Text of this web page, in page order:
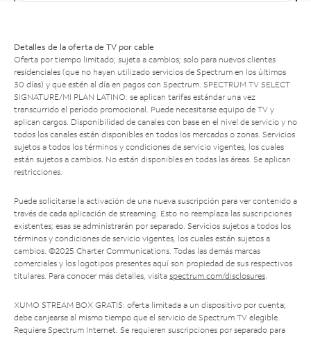
Detalles de la oferta de TV por cable
Oferta por tiempo limitado; sujeta a cambios; solo para nuevos clientes
residenciales (que no hayan utilizado servicios de Spectrum en los últimos
30 días) y que estén al día en pagos con Spectrum. SPECTRUM TV SELECT
SIGNATURE/MI PLAN LATINO: se aplican tarifas estándar una vez
transcurrido el período promocional. Puede necesitarse equipo de TV y
aplican cargos. Disponibilidad de canales con base en el nivel de servicio y no
todos los canales están disponibles en todos los mercados o zonas. Servicios
sujetos a todos los términos y condiciones de servicio vigentes, los cuales
están sujetos a cambios. No están disponibles en todas las áreas. Se aplican
restricciones.
Puede solicitarse la activación de una nueva suscripción para ver contenido a
través de cada aplicación de streaming. Esto no reemplaza las suscripciones
existentes; esas se administrarán por separado. Servicios sujetos a todos los
términos y condiciones de servicio vigentes, los cuales están sujetos a
cambios. ©2025 Charter Communications. Todas las demás marcas
comerciales y los logotipos presentes aquí son propiedad de sus respectivos
titulares. Para conocer más detalles, visita spectrum.com/disclosures.
XUMO STREAM BOX GRATIS: oferta limitada a un dispositivo por cuenta;
debe canjearse al mismo tiempo que el servicio de Spectrum TV elegible.
Requiere Spectrum Internet. Se requieren suscripciones por separado para